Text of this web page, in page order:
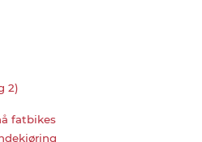
2)
fatbikes